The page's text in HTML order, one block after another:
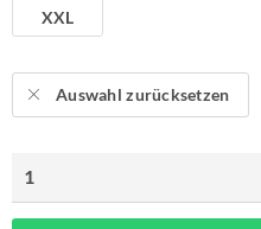
XXL
Auswahl zurücksetzen